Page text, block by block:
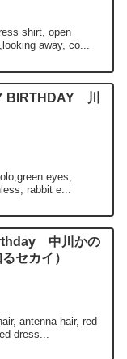
shirt, open
away, co...
川
eyes,
rabbit e...
中川かの
セカイ）
antenna hair, red
dress...